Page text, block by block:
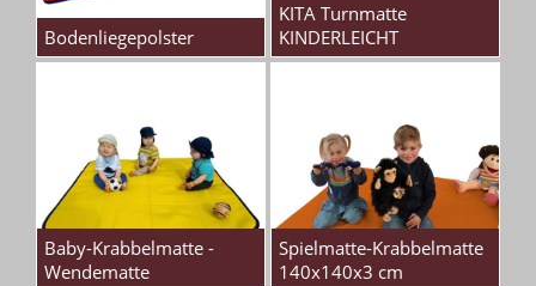
Bodenliegepolster
KITA Turnmatte
KINDERLEICHT
Baby-Krabbelmatte -
Wendematte
Spielmatte-Krabbelmatte
140x140x3 cm